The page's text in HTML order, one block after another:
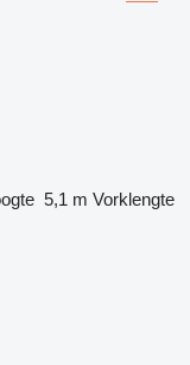
5,1 m Vorklengte